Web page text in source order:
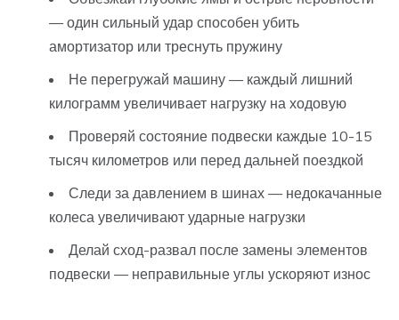
— один сильный удар способен убить
амортизатор или треснуть пружину
Не перегружай машину — каждый лишний
килограмм увеличивает нагрузку на ходовую
Проверяй состояние подвески каждые 10-15
тысяч километров или перед дальней поездкой
Следи за давлением в шинах — недокачанные
колеса увеличивают ударные нагрузки
Делай сход-развал после замены элементов
подвески — неправильные углы ускоряют износ